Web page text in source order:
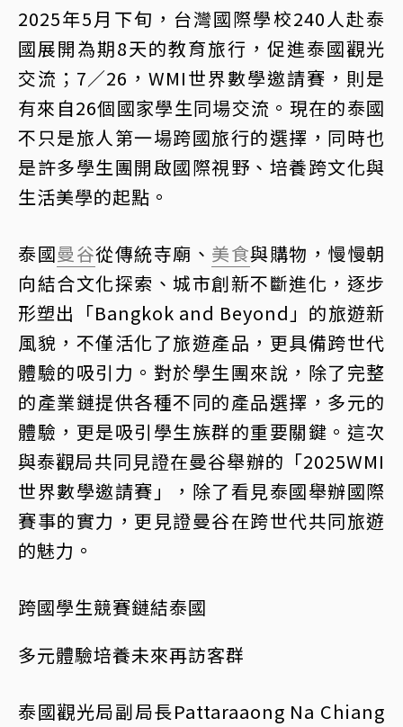
2025年5月下旬，台灣國際學校240人赴泰
國展開為期8天的教育旅行，促進泰國觀光
交流；7∕26，WMI世界數學邀請賽，則是
有來自26個國家學生同場交流。現在的泰國
不只是旅人第一場跨國旅行的選擇，同時也
是許多學生團開啟國際視野、培養跨文化與
生活美學的起點。
泰國曼谷從傳統寺廟、 美食與購物，慢慢朝
向結合文化探索、城市創新不斷進化，逐步
形塑出「Bangkok and Beyond」的旅遊新
風貌，不僅活化了旅遊產品，更具備跨世代
體驗的吸引力。對於學生團來說，除了完整
的產業鏈提供各種不同的產品選擇，多元的
體驗，更是吸引學生族群的重要關鍵。這次
與泰觀局共同見證在曼谷舉辦的「2025WMI
世界數學邀請賽」，除了看見泰國舉辦國際
賽事的實力，更見證曼谷在跨世代共同旅遊
的魅力。
跨國學生競賽鏈結泰國
多元體驗培養未來再訪客群
泰國觀光局副局長Pattaraaong Na Chiang